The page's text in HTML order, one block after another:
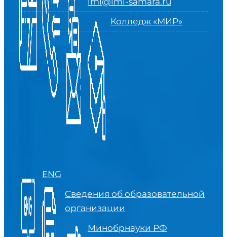
Колледж «МИР»
ENG
Сведения об образовательной
организации
Минобрнауки РФ